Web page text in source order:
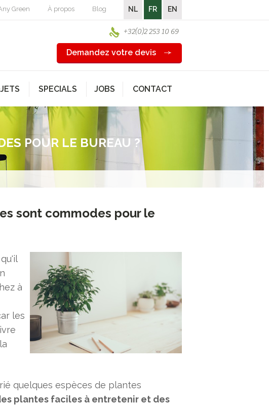
Green À propos Blog NL FR EN
+32(0)2 253 10 69
Demandez votre devis
SPECIALS JOBS CONTACT
POUR LE BUREAU ?
sont commodes pour le
à
les
quelques espèces de plantes
plantes faciles à entretenir et des